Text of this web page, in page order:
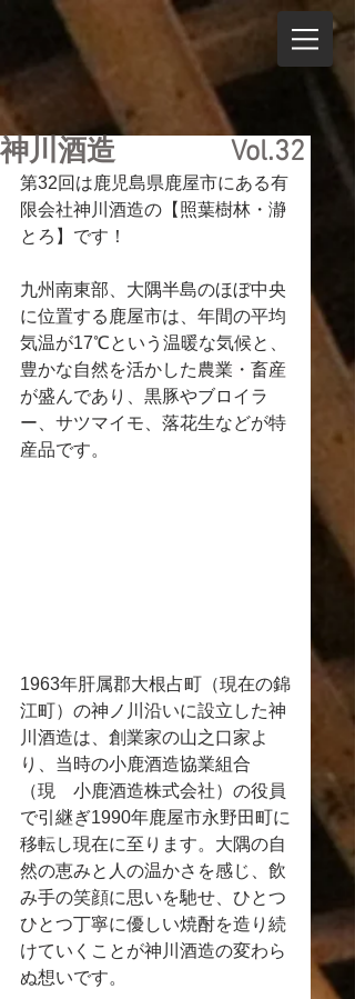
神川酒造 Vol.32
第32回は鹿児島県鹿屋市にある有
限会社神川酒造の【照葉樹林・瀞
とろ】です！
九州南東部、大隅半島のほぼ中央
に位置する鹿屋市は、年間の平均
気温が17℃という温暖な気候と、
豊かな自然を活かした農業 ・ 畜産
が盛んであり、黒豚やブロイラ
ー、サツマイモ、落花生などが特
産品です。
1963年肝属郡大根占町（現在の錦
江町）の神ノ川沿いに設立した神
川酒造は、創業家の山之口家よ
り、当時の小鹿酒造協業組合
（現　小鹿酒造株式会社）の役員
で引継ぎ1990年鹿屋市永野田町に
移転し現在に至ります。大隅の自
然の恵みと人の温かさを感じ、飲
み手の笑顔に思いを馳せ、ひとつ
ひとつ丁寧に優しい焼酎を造り続
けていくことが神川酒造の変わら
ぬ想いです。